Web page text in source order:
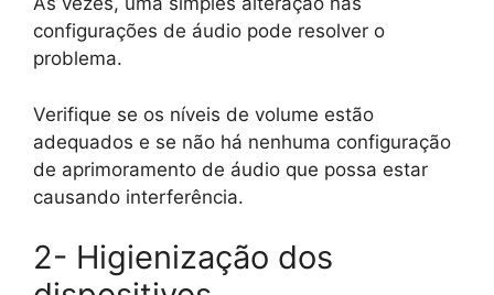
configurações de áudio pode resolver o
problema.
Verifique se os níveis de volume estão
adequados e se não há nenhuma configuração
de aprimoramento de áudio que possa estar
causando interferência.
2- Higienização dos